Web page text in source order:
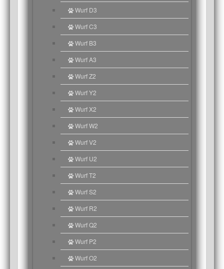
Wurf D3
Wurf C3
Wurf B3
Wurf A3
Wurf Z2
Wurf Y2
Wurf X2
Wurf W2
Wurf V2
Wurf U2
Wurf T2
Wurf S2
Wurf R2
Wurf Q2
Wurf P2
Wurf O2